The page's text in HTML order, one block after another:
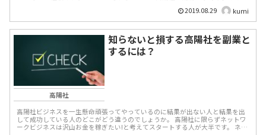
2019.08.29 kumi
高陽社
知らないと損する高陽社を副業と
するには？
高陽社ビジネスを一生懸命頑張ってやっているのに結果が出ない人と結果を出
して成功している人のどこがどう違うのでしょうか。 高陽社に限らずネットワ
ークビジネスは沢山お金を稼ぎたい!と考えてスタートする人が大半です。 ネッ